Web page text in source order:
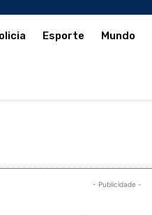
Esporte Mundo
- Publicidade -